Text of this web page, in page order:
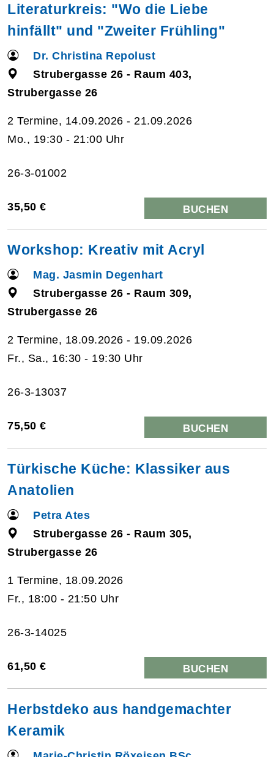
Literaturkreis: "Wo die Liebe
hinfällt" und "Zweiter Frühling"
Dr. Christina Repolust
Strubergasse 26 - Raum 403,
Strubergasse 26
2 Termine, 14.09.2026 - 21.09.2026
Mo., 19:30 - 21:00 Uhr
26-3-01002
35,50 € BUCHEN
Workshop: Kreativ mit Acryl
Mag. Jasmin Degenhart
Strubergasse 26 - Raum 309,
Strubergasse 26
2 Termine, 18.09.2026 - 19.09.2026
Fr., Sa., 16:30 - 19:30 Uhr
26-3-13037
75,50 € BUCHEN
Türkische Küche: Klassiker aus
Anatolien
Petra Ates
Strubergasse 26 - Raum 305,
Strubergasse 26
1 Termine, 18.09.2026
Fr., 18:00 - 21:50 Uhr
26-3-14025
61,50 € BUCHEN
Herbstdeko aus handgemachter
Keramik